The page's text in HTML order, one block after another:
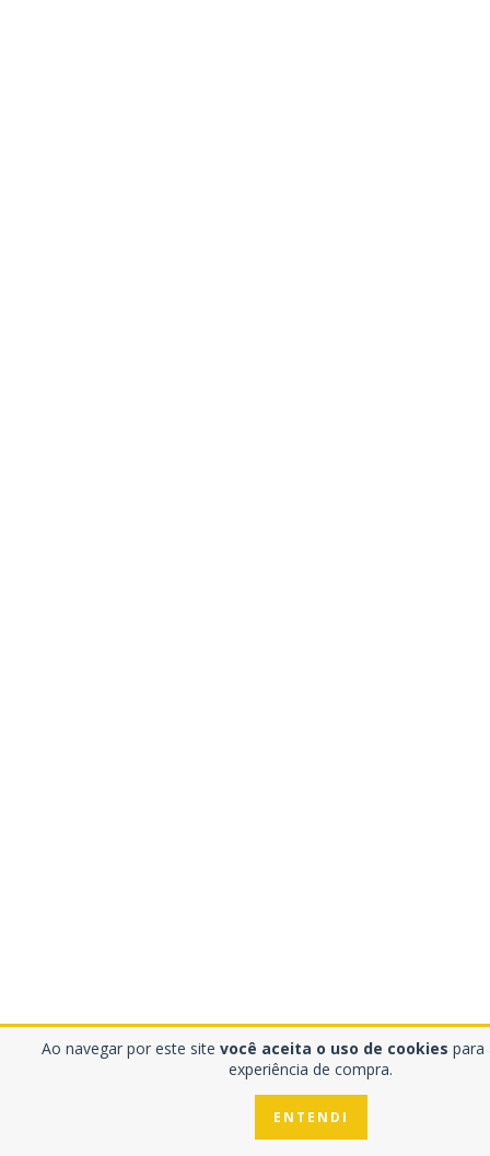
Ao navegar por este site você aceita o uso de cookies para
experiência de compra.
ENTENDI